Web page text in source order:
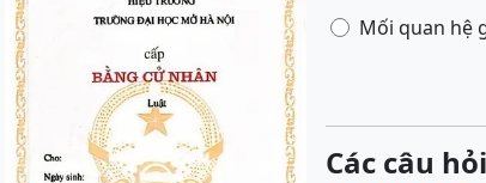
Mối quan hệ
Các câu